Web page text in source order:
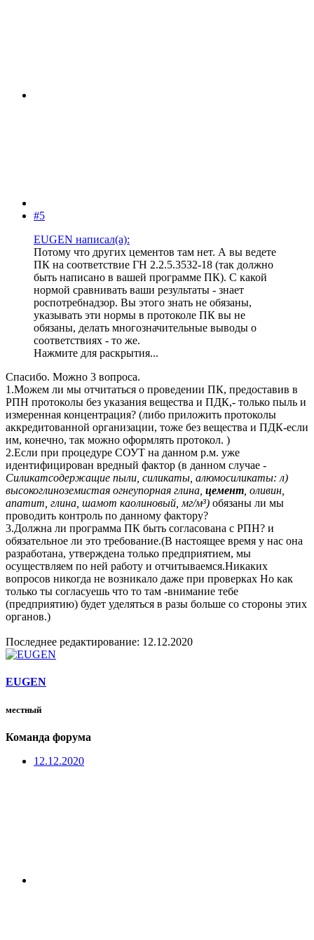
#5
EUGEN написал(а):
Потому что других цементов там нет. А вы ведете
ПК на соответствие ГН 2.2.5.3532-18 (так должно
быть написано в вашей программе ПК). С какой
нормой сравнивать ваши результаты - знает
роспотребнадзор. Вы этого знать не обязаны,
указывать эти нормы в протоколе ПК вы не
обязаны, делать многозначительные выводы о
соответствиях - то же.
Нажмите для раскрытия...
Спасибо. Можно 3 вопроса.
1.Можем ли мы отчитаться о проведении ПК, предоставив в
РПН протоколы без указания вещества и ПДК,- только пыль и
измеренная концентрация? (либо приложить протоколы
аккредитованной организации, тоже без вещества и ПДК-если
им, конечно, так можно оформлять протокол. )
2.Если при процедуре СОУТ на данном р.м. уже
идентифицирован вредный фактор (в данном случае -
Силикатсодержащие пыли, силикаты, алюмосиликаты: л)
высокоглиноземистая огнеупорная глина, цемент , оливин,
апатит, глина, шамот каолиновый, мг/м³) обязаны ли мы
проводить контроль по данному фактору?
3.Должна ли программа ПК быть согласована с РПН? и
обязательное ли это требование.(В настоящее время у нас она
разработана, утверждена только предприятием, мы
осуществляем по ней работу и отчитываемся.Никаких
вопросов никогда не возникало даже при проверках Но как
только ты согласуешь что то там -внимание тебе
(предприятию) будет уделяться в разы больше со стороны этих
органов.)
Последнее редактирование: 12.12.2020
EUGEN
местный
Команда форума
12.12.2020